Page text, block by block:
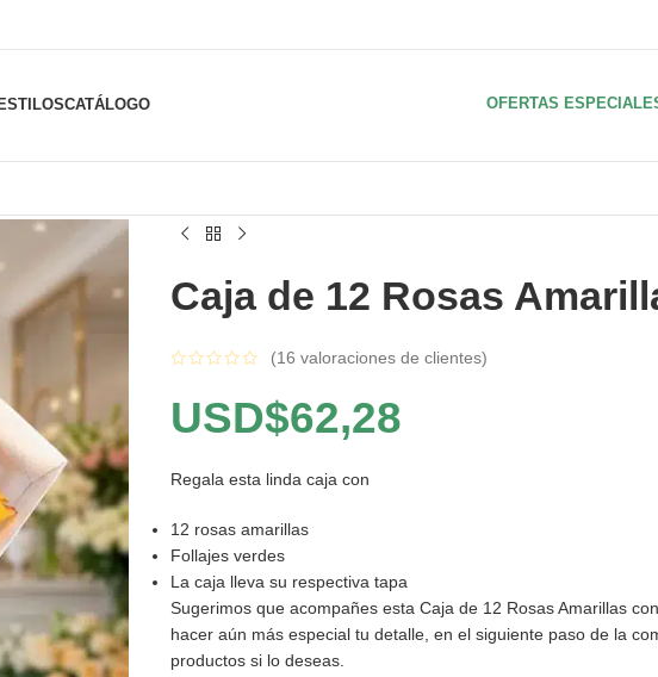
CATÁLOGO OFERTAS
Caja de 12 Rosas
(16 valoraciones de clientes)
USD$62,28
Regala esta linda caja con
12 rosas amarillas
Follajes verdes
La caja lleva su respectiva tapa
Sugerimos que acompañes esta Caja de 12 Rosas Amarillas
hacer aún más especial tu detalle, en el siguiente paso de la
productos si lo deseas.